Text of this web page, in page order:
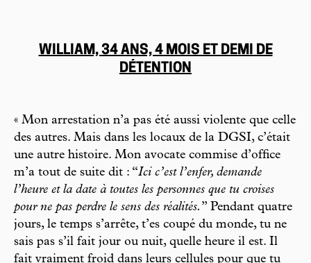
WILLIAM, 34 ANS, 4 MOIS ET DEMI DE
DÉTENTION
« Mon arrestation n’a pas été aussi violente que celle
des autres. Mais dans les locaux de la DGSI, c’était
une autre histoire. Mon avocate commise d’office
m’a tout de suite dit : “Ici c’est l’enfer, demande
l’heure et la date à toutes les personnes que tu croises
pour ne pas perdre le sens des réalités. ” Pendant quatre
jours, le temps s’arrête, t’es coupé du monde, tu ne
sais pas s’il fait jour ou nuit, quelle heure il est. Il
fait vraiment froid dans leurs cellules pour que tu